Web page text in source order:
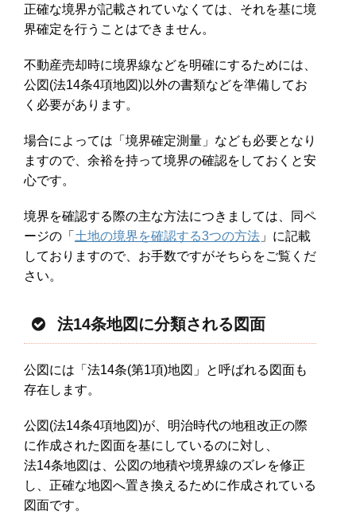
正確な境界が記載されていなくては、それを基に境
界確定を行うことはできません。
不動産売却時に境界線などを明確にするためには、
公図(法14条4項地図)以外の書類などを準備してお
く必要があります。
場合によっては「境界確定測量」なども必要となり
ますので、余裕を持って境界の確認をしておくと安
心です。
境界を確認する際の主な方法につきましては、同ペ
ージの「 土地の境界を確認する3つの方法 」に記載
しておりますので、お手数ですがそちらをご覧くだ
さい。
法14条地図に分類される図面
公図には「法14条(第1項)地図」と呼ばれる図面も
存在します。
公図(法14条4項地図)が、明治時代の地租改正の際
に作成された図面を基にしているのに対し、
法14条地図は、公図の地積や境界線のズレを修正
し、正確な地図へ置き換えるために作成されている
図面です。